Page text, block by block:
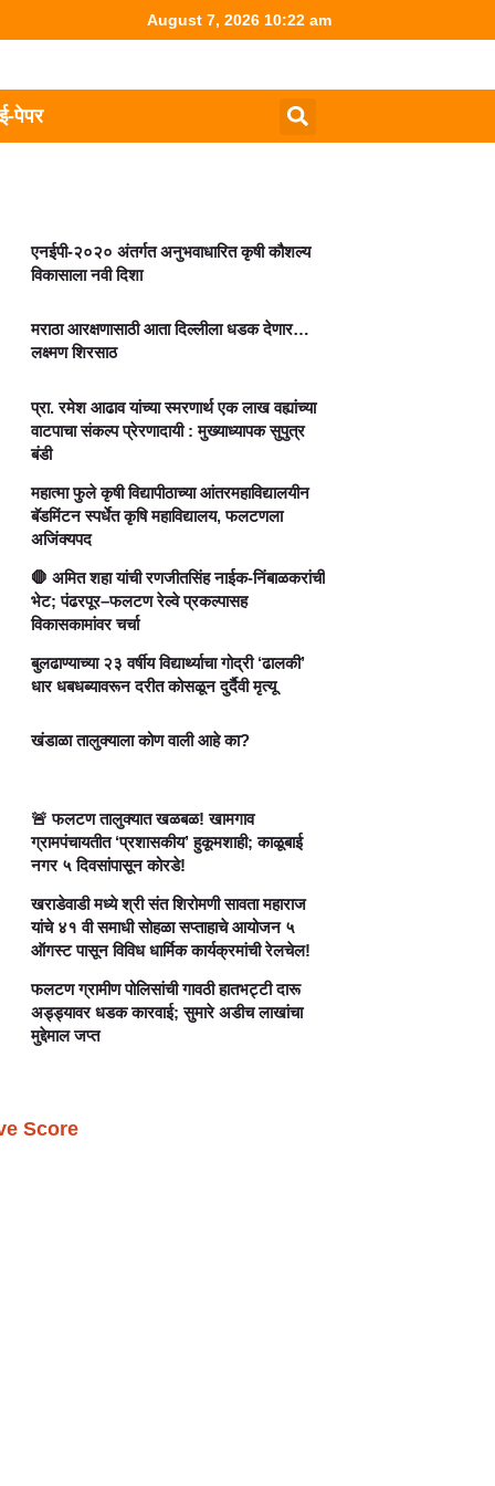
August 7, 2026 10:22 am
पेपर
एनईपी-२०२० अंतर्गत अनुभवाधारित कृषी कौशल्य
विकासाला नवी दिशा
मराठा आरक्षणासाठी आता दिल्लीला धडक देणार…
लक्ष्मण शिरसाठ
प्रा. रमेश आढाव यांच्या स्मरणार्थ एक लाख वह्यांच्या
वाटपाचा संकल्प प्रेरणादायी : मुख्याध्यापक सुपुत्र
बंडी
महात्मा फुले कृषी विद्यापीठाच्या आंतरमहाविद्यालयीन
बॅडमिंटन स्पर्धेत कृषि महाविद्यालय, फलटणला
अजिंक्यपद
🛑 अमित शहा यांची रणजीतसिंह नाईक-निंबाळकरांची
भेट; पंढरपूर–फलटण रेल्वे प्रकल्पासह
विकासकामांवर चर्चा
बुलढाण्याच्या २३ वर्षीय विद्यार्थ्याचा गोद्री ‘ढालकी’
धार धबधब्यावरून दरीत कोसळून दुर्दैवी मृत्यू
खंडाळा तालुक्याला कोण वाली आहे का?
🚨 फलटण तालुक्यात खळबळ! खामगाव
ग्रामपंचायतीत ‘प्रशासकीय’ हुकूमशाही; काळूबाई
नगर ५ दिवसांपासून कोरडे!
खराडेवाडी मध्ये श्री संत शिरोमणी सावता महाराज
यांचे ४१ वी समाधी सोहळा सप्ताहाचे आयोजन ५
ऑगस्ट पासून विविध धार्मिक कार्यक्रमांची रेलचेल!
फलटण ग्रामीण पोलिसांची गावठी हातभट्टी दारू
अड्ड्यावर धडक कारवाई; सुमारे अडीच लाखांचा
मुद्देमाल जप्त
Score